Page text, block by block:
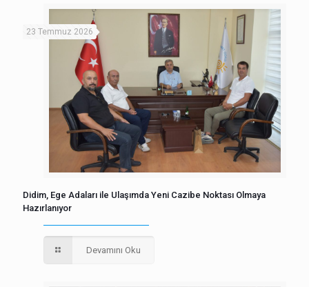
23 Temmuz 2026
Didim, Ege Adaları ile Ulaşımda Yeni Cazibe Noktası Olmaya
Hazırlanıyor
Devamını Oku